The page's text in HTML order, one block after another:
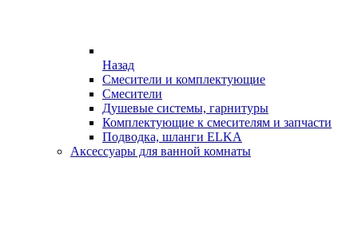
Назад
Смесители и комплектующие
Смесители
Душевые системы, гарнитуры
Комплектующие к смесителям и запчасти
Подводка, шланги ELKA
Аксессуары для ванной комнаты